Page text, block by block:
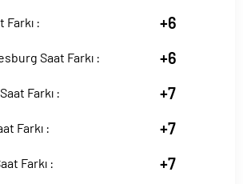
Farkı : +6
Saat Farkı : +6
Farkı : +7
Farkı : +7
Farkı : +7